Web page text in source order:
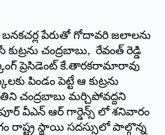
పేరుతో గోదావరి జలాలను
చంద్రబాబు, రేవంత్ రెడ్డి
ప్రెసిడెంట్ కే.తారకరామారావు
పిండం పెట్టే ఆ కుట్రను
చంద్రబాబు మర్చిపోవద్దని
వీఎన్ ఆర్‌ గార్డెన్స్ లో శ‌నివారం
రాష్ట్ర స్థాయి సదస్సులో పాల్గొన్న